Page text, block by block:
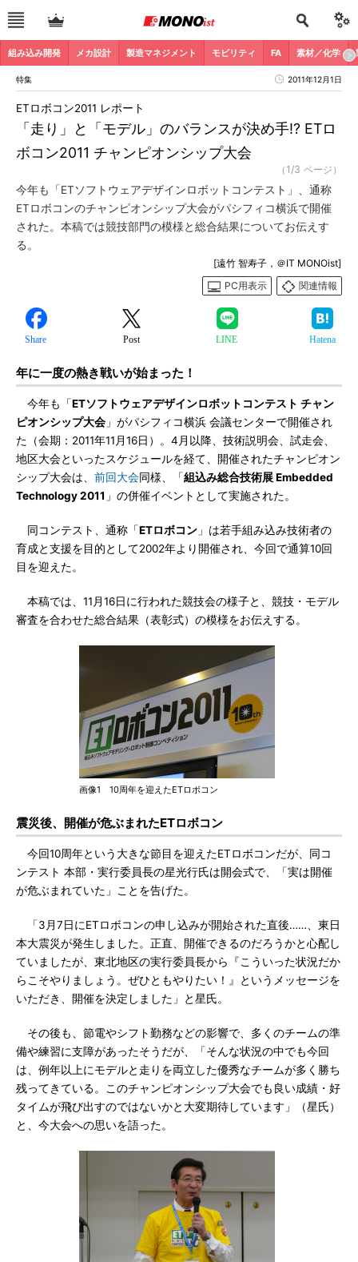
組み込み開発 メカ設計 製造マネジメント モビリティ FA 素材／化学
特集 2011年12月1日
「走り」と「モデル」のバランスが決め手!? ETロ
ボコン2011 チャンピオンシップ大会
ETロボコン2011 レポート
（1/3 ページ）
今年も「ETソフトウェアデザインロボットコンテスト」、通称
ETロボコンのチャンピオンシップ大会がパシフィコ横浜で開催
された。本稿では競技部門の模様と総合結果についてお伝えす
る。
[遠竹 智寿子，＠IT MONOist]
PC用表示
関連情報
Share Post LINE Hatena
年に一度の熱き戦いが始まった！
今年も「ETソフトウェアデザインロボットコンテスト チャン
ピオンシップ大会 」がパシフィコ横浜 会議センターで開催され
た（会期：2011年11月16日）。4月以降、技術説明会、試走会、
地区大会といったスケジュールを経て、開催されたチャンピオン
シップ大会は、 前回大会同様、「組込み総合技術展 Embedded
Technology 2011 」の併催イベントとして実施された。
同コンテスト、通称「ETロボコン 」は若手組み込み技術者の
育成と支援を目的として2002年より開催され、今回で通算10回
目を迎えた。
本稿では、11月16日に行われた競技会の様子と、競技・モデル
審査を合わせた総合結果（表彰式）の模様をお伝えする。
画像1 10周年を迎えたETロボコン
震災後、開催が危ぶまれたETロボコン
今回10周年という大きな節目を迎えたETロボコンだが、同コ
ンテスト 本部・実行委員長の星光行氏は開会式で、「実は開催
が危ぶまれていた」ことを告げた。
「3月7日にETロボコンの申し込みが開始された直後……、東日
本大震災が発生しました。正直、開催できるのだろうかと心配し
ていましたが、東北地区の実行委員長から『こういった状況だか
らこそやりましょう。ぜひともやりたい！』というメッセージを
いただき、開催を決定しました」と星氏。
その後も、節電やシフト勤務などの影響で、多くのチームの準
備や練習に支障があったそうだが、「そんな状況の中でも今回
は、例年以上にモデルと走りを両立した優秀なチームが多く勝ち
残ってきている。このチャンピオンシップ大会でも良い成績・好
タイムが飛び出すのではないかと大変期待しています」（星氏）
と、今大会への思いを語った。